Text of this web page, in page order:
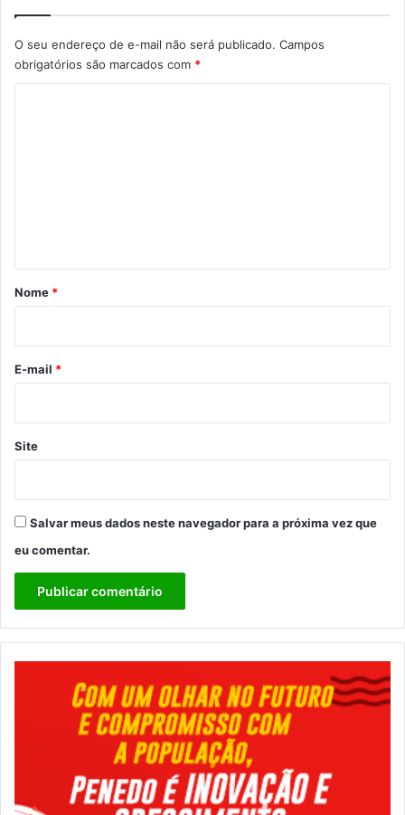
O seu endereço de e-mail não será publicado. Campos
obrigatórios são marcados com *
r
*
Nome *
E-mail *
Site
Salvar meus dados neste navegador para a próxima vez que
eu comentar.